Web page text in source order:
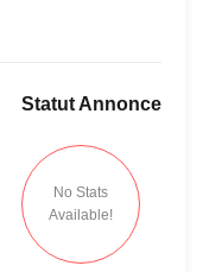
Statut Annonce
No Stats
Available!